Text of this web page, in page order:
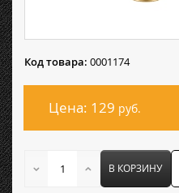
Код товара: 0001174
Цена: 129 руб.
В КОРЗИНУ